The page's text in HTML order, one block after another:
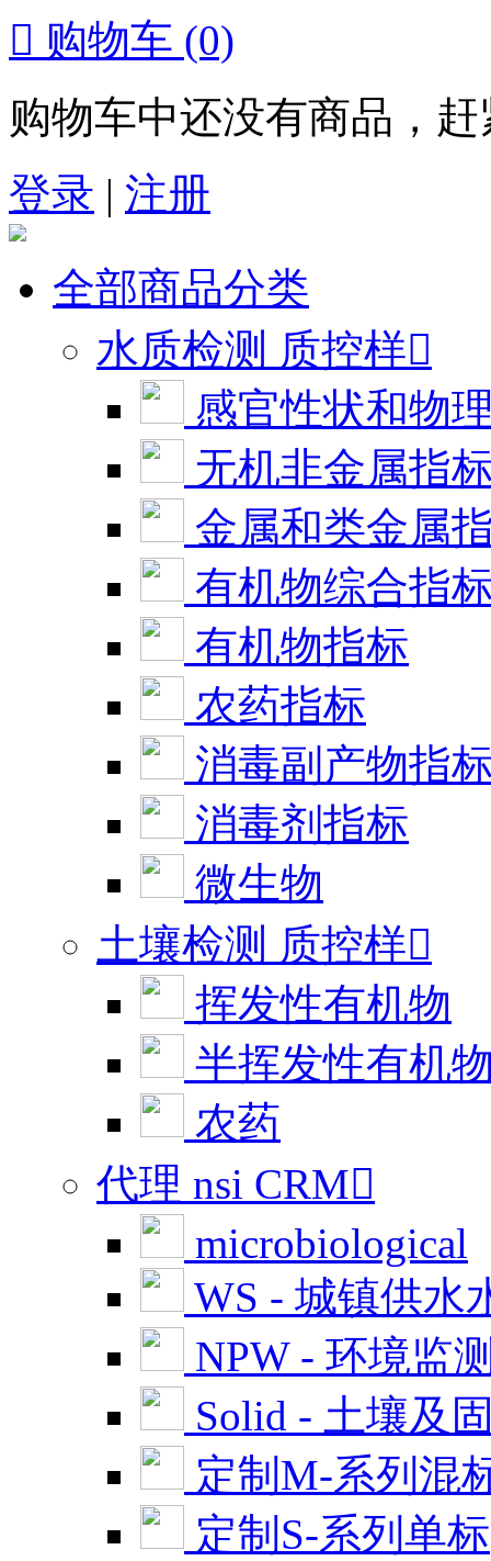
 购物车 (0)
购物车中还没有商品，
登录 | 注册
全部商品分类
水质检测 质控样
感官性状和物
无机非金属指
金属和类金属
有机物综合指
有机物指标
农药指标
消毒副产物指
消毒剂指标
微生物
土壤检测 质控样
挥发性有机物
半挥发性有机
农药
代理 nsi CRM
microbiological
WS - 城镇供水
NPW - 环境监
Solid - 土壤及
定制M-系列混
定制S-系列单标